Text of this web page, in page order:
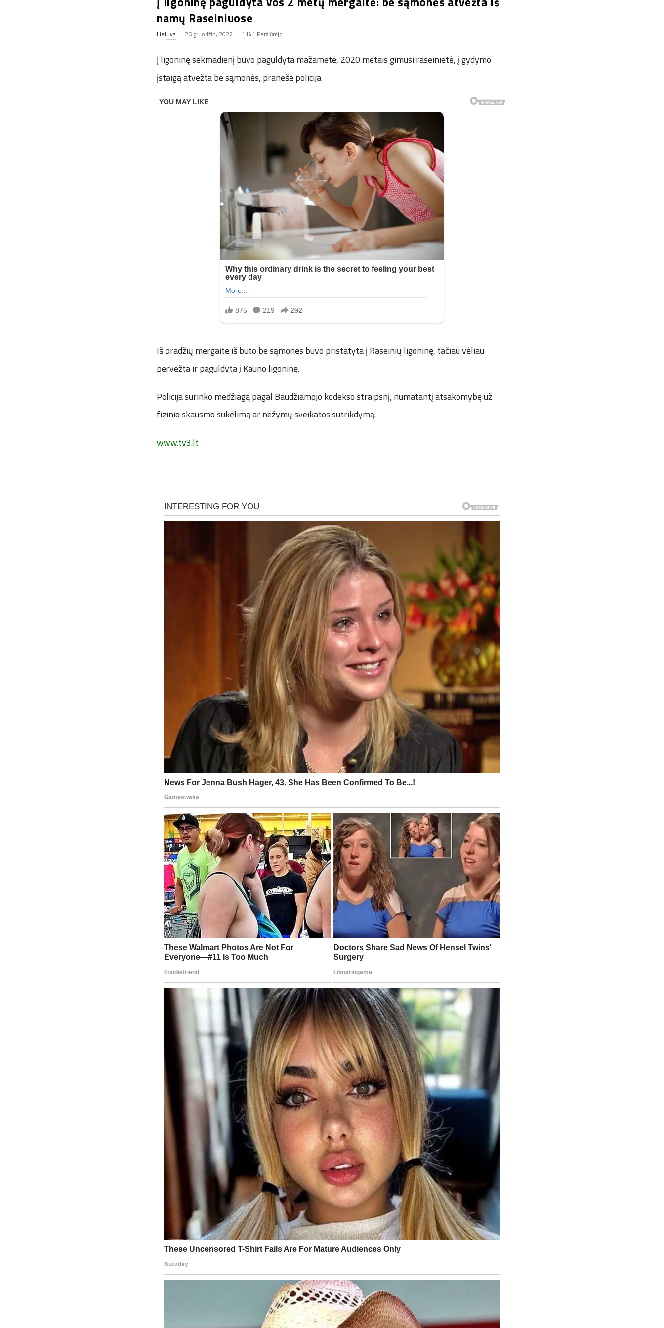
namų Raseiniuose
Lietuva 26 gruodžio, 2022 1141 Peržiūrėjo
Į ligoninę sekmadienį buvo paguldyta mažametė, 2020 metais gimusi raseinietė, į gydymo
įstaigą atvežta be sąmonės, pranešė policija.
Iš pradžių mergaitė iš buto be sąmonės buvo pristatyta į Raseinių ligoninę, tačiau vėliau
pervežta ir paguldyta į Kauno ligoninę.
Policija surinko medžiagą pagal Baudžiamojo kodekso straipsnį, numatantį atsakomybę už
fizinio skausmo sukėlimą ar nežymų sveikatos sutrikdymą.
www.tv3.lt